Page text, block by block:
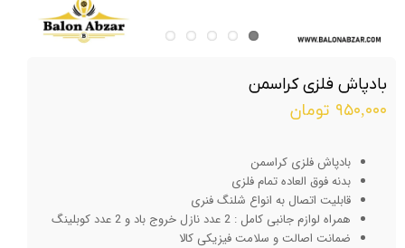
بادپاش فلزی کراسمن
۹۵۰,۰۰۰ تومان
بادپاش فلزی کراسمن
بدنه فوق العاده تمام فلزی
قابلیت اتصال به انواع شلنگ فنری
همراه لوازم جانبی کامل : 2 عدد نازل خروج باد و 2 عدد کوبلینگ
ضمانت اصالت و سلامت فیزیکی کالا